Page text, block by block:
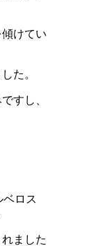
けてい
た。
すし、
ベロス
ました